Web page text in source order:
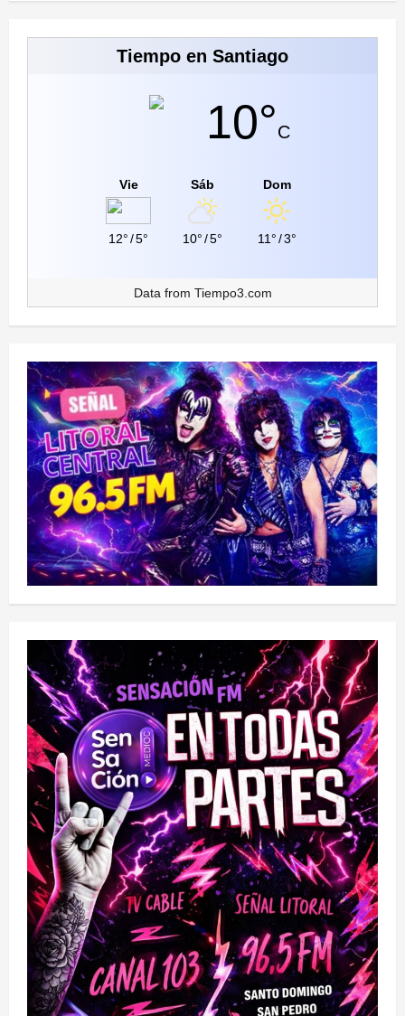
Tiempo en Santiago
10°C
Vie
12°/5°
Sáb
10°/5°
Dom
11°/3°
Data from Tiempo3.com